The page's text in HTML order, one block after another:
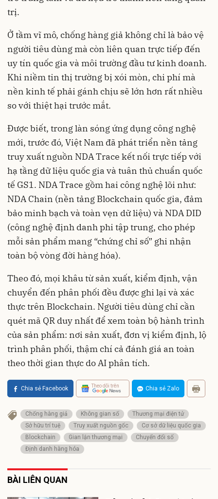
trị.
Ở tầm vĩ mô, chống hàng giả không chỉ là bảo vệ
người tiêu dùng mà còn liên quan trực tiếp đến
uy tín quốc gia và môi trường đầu tư kinh doanh.
Khi niềm tin thị trường bị xói mòn, chi phí mà
nền kinh tế phải gánh chịu sẽ lớn hơn rất nhiều
so với thiệt hại trước mắt.
Được biết, trong làn sóng ứng dụng công nghệ
mới, trước đó, Việt Nam đã phát triển nền tảng
truy xuất nguồn NDA Trace kết nối trực tiếp với
hạ tầng dữ liệu quốc gia và tuân thủ chuẩn quốc
tế GS1. NDA Trace gồm hai công nghệ lõi như:
NDA Chain (nền tảng Blockchain quốc gia, đảm
bảo minh bạch và toàn vẹn dữ liệu) và NDA DID
(công nghệ định danh phi tập trung, cho phép
mỗi sản phẩm mang “chứng chỉ số” ghi nhận
toàn bộ vòng đời hàng hóa).
Theo đó, mọi khâu từ sản xuất, kiểm định, vận
chuyển đến phân phối đều được ghi lại và xác
thực trên Blockchain. Người tiêu dùng chỉ cần
quét mã QR duy nhất để xem toàn bộ hành trình
của sản phẩm: nơi sản xuất, đơn vị kiểm định, lộ
trình phân phối, thậm chí cả đánh giá an toàn
theo thời gian thực do AI phân tích.
Chia sẻ Facebook Theo dõi trên Chia sẻ Zalo
Chống hàng giả Không gian số
Thương mại điện tử
Sở hữu trí tuệ
Truy xuất nguồn gốc
Cơ sở dữ liệu quốc gia
Blockchain
Gian lận thương mại
Chuyển đổi số
Định danh hàng hóa
BÀI LIÊN QUAN